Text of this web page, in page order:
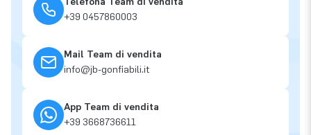
+39 0457860003
Mail Team di vendita
info@jb-gonfiabili.it
App Team di vendita
+39 3668736611